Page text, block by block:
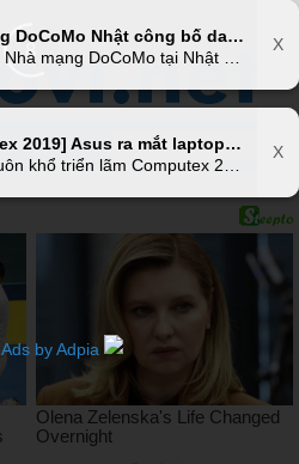
6
Ads by Adpia
Nhà mạng DoCoMo Nhật công bố danh sách các máy Xperia được cập nhật Android 10
X
[Computex 2019] Asus ra mắt laptop ZenBook vỏ da đính vàng cùng ZenFone 6 12GB RAM để kỷ niệm 30 năm thành lập
X